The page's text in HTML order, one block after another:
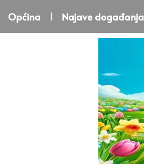
Općina Najave događanja